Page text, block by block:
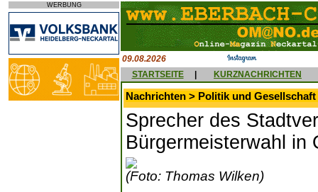
WERBUNG
09.08.2026
STARTSEITE
KURZNACHRICHTEN
Nachrichten > Politik und Gesellschaft
Sprecher des
Bürgermeisterwahl in
(Foto: Thomas Wilken)